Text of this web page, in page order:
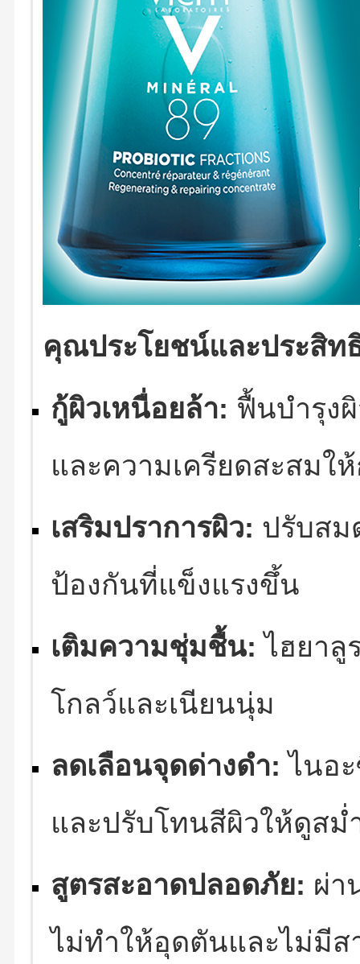
คุณประโยชน์และประสิท
กู้ผิวเหนื่อยล้า: ฟื้นบำรุง
และความเครียดสะสมใ
เสริมปราการผิว: ปรับสม
ป้องกันที่แข็งแรงขึ้น
เติมความชุ่มชื้น: ไฮยาลู
โกลว์และเนียนนุ่ม
ลดเลือนจุดด่างดำ: ไนอ
และปรับโทนสีผิวให้ดูสม่
สูตรสะอาดปลอดภัย: ผ่า
ไม่ทำให้อุดตันและไม่มีส